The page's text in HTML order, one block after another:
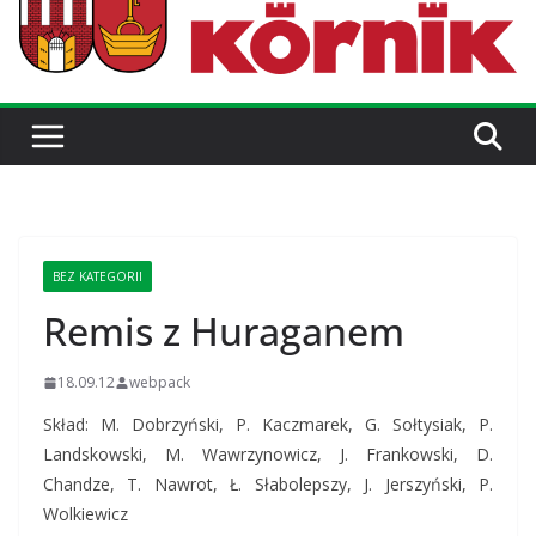
BEZ KATEGORII
Remis z Huraganem
18.09.12 webpack
Skład: M. Dobrzyński, P. Kaczmarek, G. Sołtysiak, P.
Landskowski, M. Wawrzynowicz, J. Frankowski, D.
Chandze, T. Nawrot, Ł. Słabolepszy, J. Jerszyński, P.
Wolkiewicz